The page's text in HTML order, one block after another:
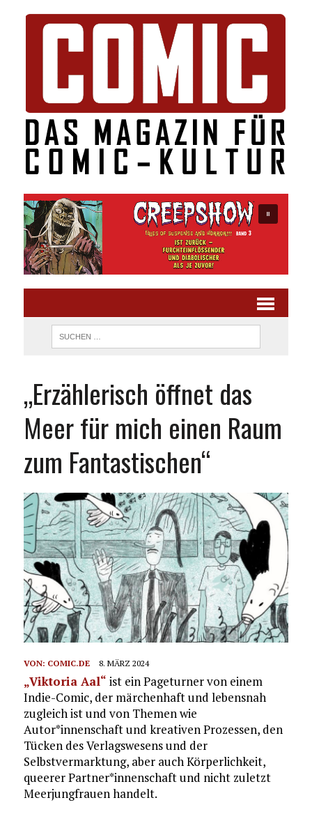
„Erzählerisch öffnet das
Meer für mich einen Raum
zum Fantastischen“
VON: COMIC.DE 8. MÄRZ 2024
„Viktoria Aal“ ist ein Pageturner von einem
Indie-Comic, der märchenhaft und lebensnah
zugleich ist und von Themen wie
Autor*innenschaft und kreativen Prozessen, den
Tücken des Verlagswesens und der
Selbstvermarktung, aber auch Körperlichkeit,
queerer Partner*innenschaft und nicht zuletzt
Meerjungfrauen handelt.